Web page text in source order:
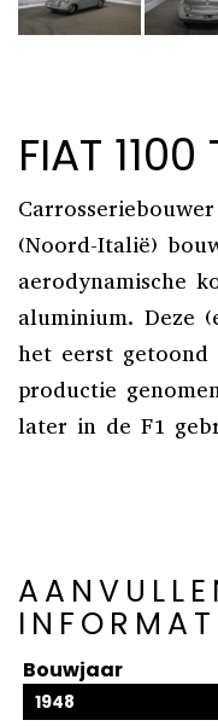
FIAT
(Noord-Italië)
aerodynamische
aluminium. Deze
het eerst
productie
later in de F1
Bouwjaar
1948